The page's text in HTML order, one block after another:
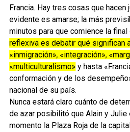
Francia. Hay tres cosas que hacen
evidente es amarse; la más
minutos para que comience la final
reflexiva es debatir qué significan
«inmigración», «integración»,
«multiculturalismo» y hasta
conformación y de los
nacional de su país.
Nunca estará claro cuánto de
de azar posibilitó que Alain y Julie
momento la Plaza Roja de la